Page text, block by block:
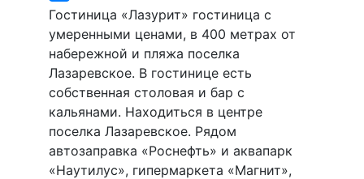
Гостиница «Лазурит» гостиница с
умеренными ценами, в 400 метрах от
набережной и пляжа поселка
Лазаревское. В гостинице есть
собственная столовая и бар с
кальянами. Находиться в центре
поселка Лазаревское. Рядом
автозаправка «Роснефть» и аквапарк
«Наутилус», гипермаркета «Магнит»,